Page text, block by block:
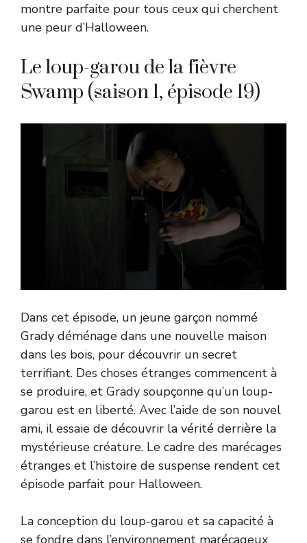
montre parfaite pour tous ceux qui cherchent
une peur d’Halloween.
Le loup-garou de la fièvre
Swamp (saison 1, épisode 19)
Dans cet épisode, un jeune garçon nommé
Grady déménage dans une nouvelle maison
dans les bois, pour découvrir un secret
terrifiant. Des choses étranges commencent à
se produire, et Grady soupçonne qu’un loup-
garou est en liberté. Avec l’aide de son nouvel
ami, il essaie de découvrir la vérité derrière la
mystérieuse créature. Le cadre des marécages
étranges et l’histoire de suspense rendent cet
épisode parfait pour Halloween.
La conception du loup-garou et sa capacité à
se fondre dans l’environnement marécageux